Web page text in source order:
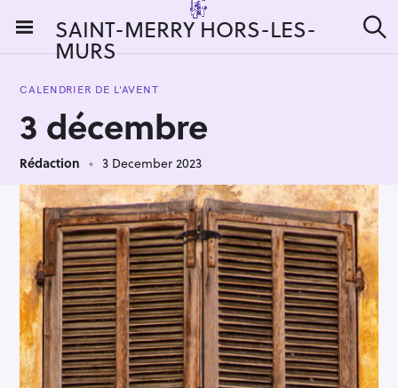
i
SAINT-MERRY HORS-LES-
MURS e
CALENDRIER DE L'AVENT
3 décembre
Rédaction 3 December 2023